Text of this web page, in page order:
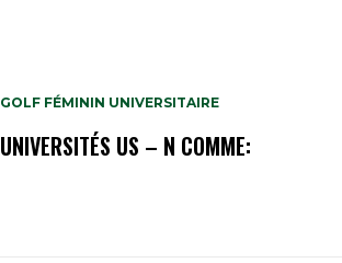
GOLF FÉMININ UNIVERSITAIRE
UNIVERSITÉS US – N COMME: